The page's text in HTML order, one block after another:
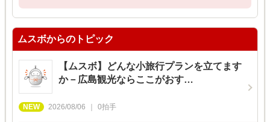
ムスボからのトピック
【ムスボ】どんな小旅行プランを立てます
か－広島観光ならここがおす…
2026/08/06 0拍手